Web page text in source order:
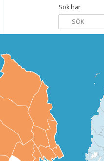
Sök här